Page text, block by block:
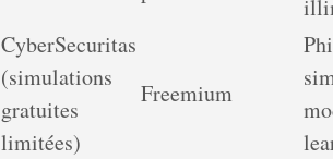
CyberSecuritas
(simulations
gratuites
limitées)
Freemium